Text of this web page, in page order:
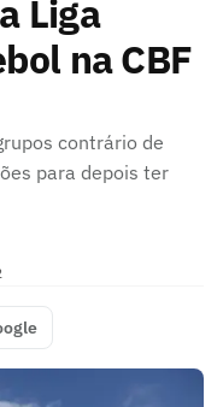
Liga
na CBF
contrário de
para depois ter